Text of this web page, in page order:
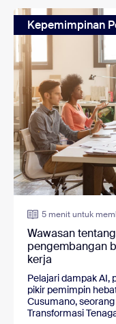
Kepemimpinan
5 menit untuk
Wawasan
pengembangan
kerja
Pelajari dampak AI,
pikir pemimpin
Cusumano,
Transformasi